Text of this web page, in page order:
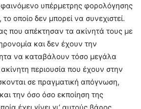
υπέρμετρης φορολόγησης
το οποίο δεν μπορεί να συνεχιστεί.
που απέκτησαν τα ακίνητά τους με
και δεν έχουν την
να καταβάλουν τόσο μεγάλα
περιουσία που έχουν στην
σε πραγματική απόγνωση,
την όσο όσο εκποίηση της